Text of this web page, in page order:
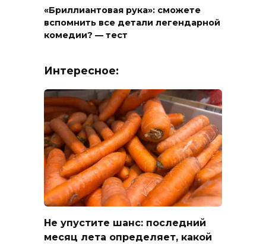
«Бриллиантовая рука»: сможете
вспомнить все детали легендарной
комедии? — тест
Интересное:
Не упустите шанс: последний
месяц лета определяет, какой